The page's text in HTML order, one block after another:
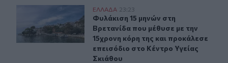
Φυλάκιση 15 μηνών στη Βρετανίδα που μέθυσε με την
ΕΛΛAΔΑ 23:23
Φυλάκιση 15 μηνών στη Βρετανίδα
Φυλάκιση 15 μηνών στη
Βρετανίδα που μέθυσε με την
15χρονη κόρη της και προκάλεσε
επεισόδιο στο Κέντρο Υγείας
Σκιάθου